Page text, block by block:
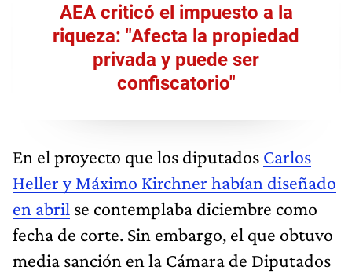
AEA criticó el impuesto a la
riqueza: "Afecta la propiedad
privada y puede ser
confiscatorio"
En el proyecto que los diputados Carlos
Heller y Máximo Kirchner habían diseñado
en abril se contemplaba diciembre como
fecha de corte. Sin embargo, el que obtuvo
media sanción en la Cámara de Diputados